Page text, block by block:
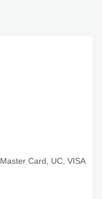
Master Card UC VISA